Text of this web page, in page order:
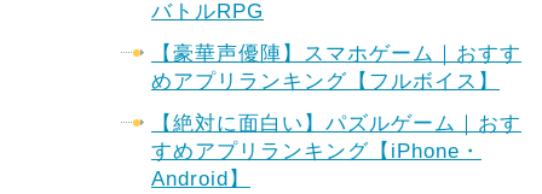
バトルRPG
【豪華声優陣】スマホゲーム｜おすす
めアプリランキング【フルボイス】
【絶対に面白い】パズルゲーム｜おす
すめアプリランキング【iPhone・
Android】